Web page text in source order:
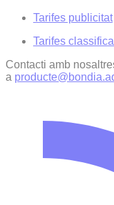
Tarifes publicitat
Tarifes
Contacti amb
a